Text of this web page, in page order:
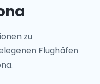
zu
Flughäfen